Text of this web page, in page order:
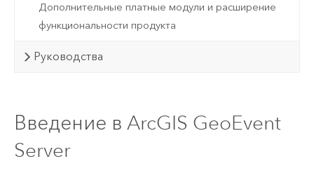
Дополнительные платные модули и расширение
функциональности продукта
Руководства
Введение в ArcGIS GeoEvent
Server